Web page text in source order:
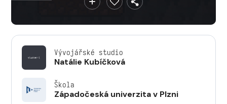
Vývojářské studio
Natálie Kubíčková
Škola
Západočeská univerzita v Plzni